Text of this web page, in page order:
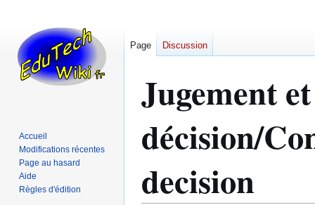
Jugement
décision/
decision
Page Discussion
Accueil
Modifications récentes
Page au hasard
Aide
Règles d'édition